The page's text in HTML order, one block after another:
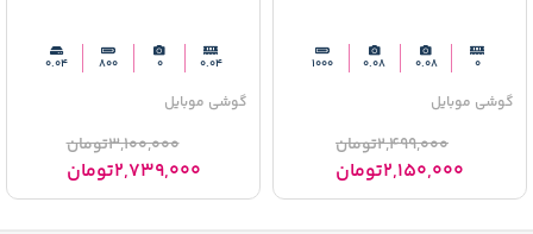
0
0.08
0.08
1000
گوشی موبایل
2,499,000تومان
2,150,000تومان
0.04
0
800
0.04
گوشی موبایل
3,100,000تومان
2,739,000تومان